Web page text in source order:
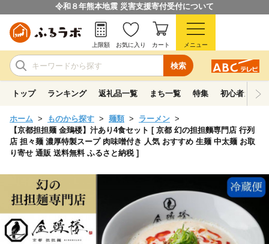
令和８年熊本地震 災害支援寄付受付について
検索
上限額 お気に入り カート メニュー
トップ ランキング 返礼品一覧 まち一覧 特集 初心者ガイド
ホーム ものから探す 麺類
ラーメン
【京都担担麺 金鵄楼】汁あり4食セット [ 京都 幻の担担麵専門店 行列
店 担々麺 濃厚特製スープ 肉味噌付き 人気 おすすめ 生麺 中太麺 お取
り寄せ 通販 送料無料 ふるさと納税 ]